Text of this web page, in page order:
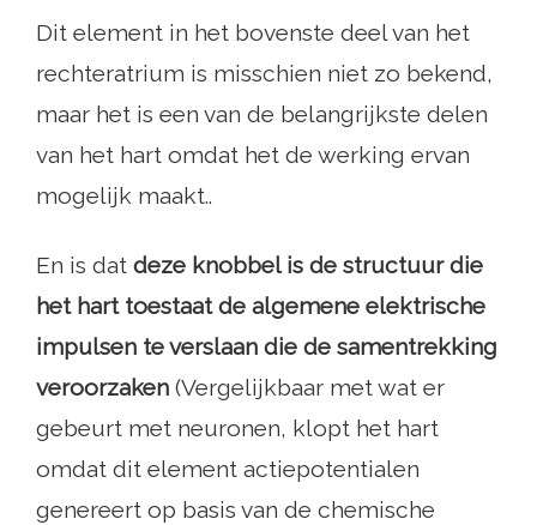
Dit element in het bovenste deel van het
rechteratrium is misschien niet zo bekend,
maar het is een van de belangrijkste delen
van het hart omdat het de werking ervan
mogelijk maakt..
En is dat deze knobbel is de structuur die
het hart toestaat de algemene elektrische
impulsen te verslaan die de samentrekking
veroorzaken (Vergelijkbaar met wat er
gebeurt met neuronen, klopt het hart
omdat dit element actiepotentialen
genereert op basis van de chemische